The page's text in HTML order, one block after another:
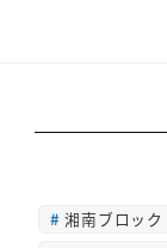
湘南ブロッ